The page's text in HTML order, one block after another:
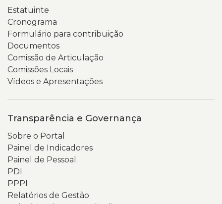
Estatuinte
Cronograma
Formulário para contribuição
Documentos
Comissão de Articulação
Comissões Locais
Vídeos e Apresentações
Transparência e Governança
Sobre o Portal
Painel de Indicadores
Painel de Pessoal
PDI
PPPI
Relatórios de Gestão